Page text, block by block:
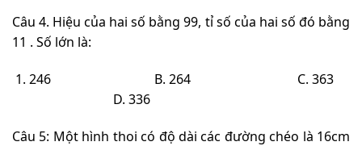
Câu 4. Hiệu của hai số bằng 99, tỉ số của hai số đó bằng
11 . Số lớn là:
246 B. 264 C. 363
D. 336
Câu 5: Một hình thoi có độ dài các đường chéo là 16cm